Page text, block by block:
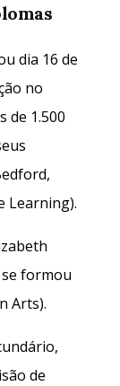
dia 16 de
no
de 1.500
Learning).
formou
Arts).
de